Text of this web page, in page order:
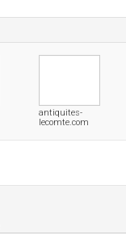
antiquites-
lecomte.com